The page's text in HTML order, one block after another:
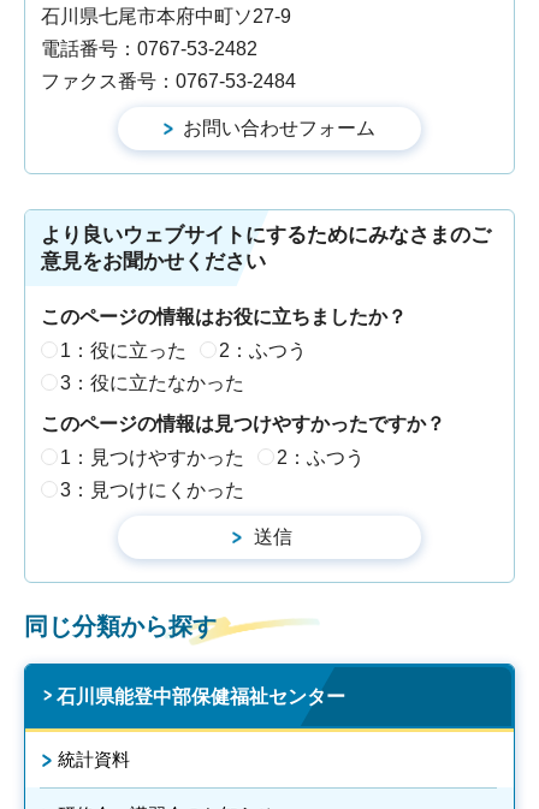
石川県七尾市本府中町ソ27-9
電話番号：0767-53-2482
ファクス番号：0767-53-2484
より良いウェブサイトにするためにみなさまのご
意見をお聞かせください
このページの情報はお役に立ちましたか？
1：役に立った
2：ふつう
3：役に立たなかった
このページの情報は見つけやすかったですか？
1：見つけやすかった
2：ふつう
3：見つけにくかった
同じ分類から探す
石川県能登中部保健福祉センター
統計資料